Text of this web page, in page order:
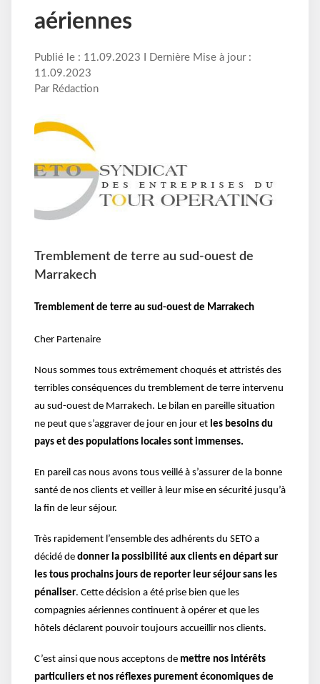
aériennes
Publié le : 11.09.2023 I Dernière Mise à jour :
11.09.2023
Par Rédaction
Tremblement de terre au sud-ouest de
Marrakech
Tremblement de terre au sud-ouest de Marrakech
Cher Partenaire
Nous sommes tous extrêmement choqués et attristés des
terribles conséquences du tremblement de terre intervenu
au sud-ouest de Marrakech. Le bilan en pareille situation
ne peut que s’aggraver de jour en jour et les besoins du
pays et des populations locales sont immenses.
En pareil cas nous avons tous veillé à s’assurer de la bonne
santé de nos clients et veiller à leur mise en sécurité jusqu’à
la fin de leur séjour.
Très rapidement l’ensemble des adhérents du SETO a
décidé de donner la possibilité aux clients en départ sur
les tous prochains jours de reporter leur séjour sans les
pénaliser. Cette décision a été prise bien que les
compagnies aériennes continuent à opérer et que les
hôtels déclarent pouvoir toujours accueillir nos clients.
C’est ainsi que nous acceptons de mettre nos intérêts
particuliers et nos réflexes purement économiques de